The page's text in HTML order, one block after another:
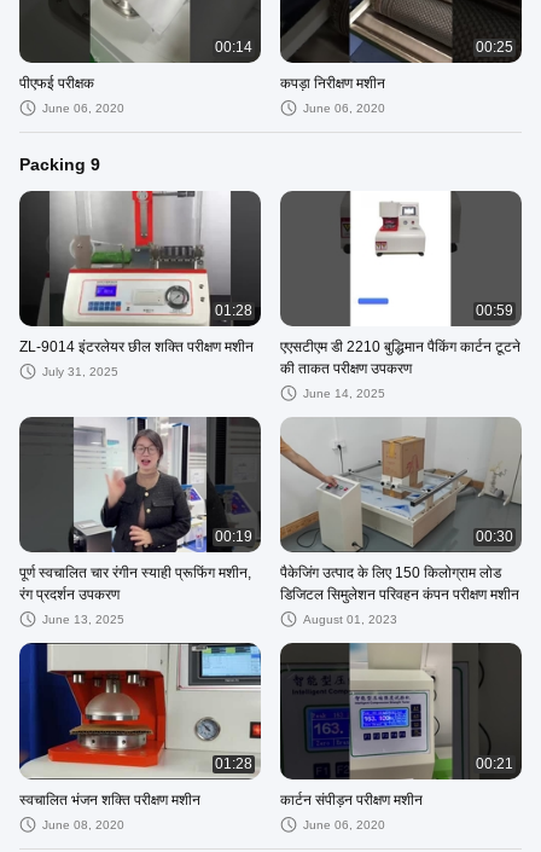
00:14
पीएफई परीक्षक
June 06, 2020
00:25
कपड़ा निरीक्षण मशीन
June 06, 2020
Packing 9
01:28
ZL-9014 इंटरलेयर छील शक्ति परीक्षण मशीन
July 31, 2025
00:59
एएसटीएम डी 2210 बुद्धिमान पैकिंग कार्टन टूटने
की ताकत परीक्षण उपकरण
June 14, 2025
00:19
पूर्ण स्वचालित चार रंगीन स्याही प्रूफिंग मशीन,
रंग प्रदर्शन उपकरण
June 13, 2025
00:30
पैकेजिंग उत्पाद के लिए 150 किलोग्राम लोड
डिजिटल सिमुलेशन परिवहन कंपन परीक्षण मशीन
August 01, 2023
01:28
स्वचालित भंजन शक्ति परीक्षण मशीन
June 08, 2020
00:21
कार्टन संपीड़न परीक्षण मशीन
June 06, 2020